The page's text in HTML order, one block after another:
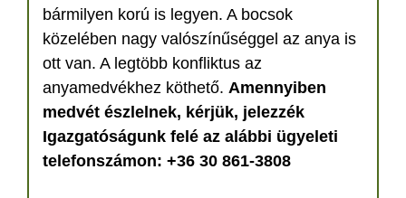
bármilyen korú is legyen. A bocsok
közelében nagy valószínűséggel az anya is
ott van. A legtöbb konfliktus az
anyamedvékhez köthető. Amennyiben
medvét észlelnek, kérjük, jelezzék
Igazgatóságunk felé az alábbi ügyeleti
telefonszámon: +36 30 861-3808